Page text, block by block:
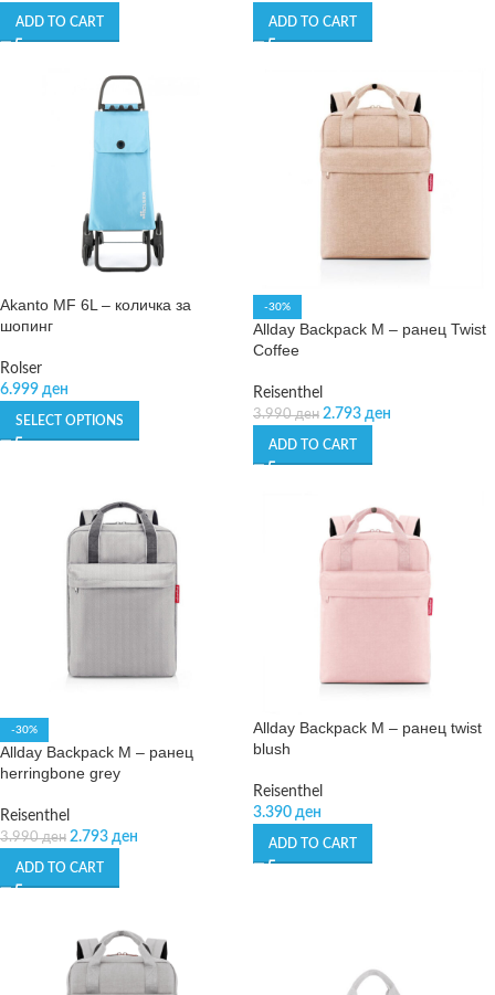
ADD TO CART ADD TO CART
Akanto MF 6L – количка за
шопинг
Rolser
6.999 ден
SELECT OPTIONS
-30%
Allday Backpack M – ранец Twist
Coffee
Reisenthel
3.990ден 2.793 ден
ADD TO CART
-30%
Allday Backpack M – ранец
herringbone grey
Reisenthel
3.990ден 2.793 ден
ADD TO CART
Allday Backpack M – ранец twist
blush
Reisenthel
3.390 ден
ADD TO CART